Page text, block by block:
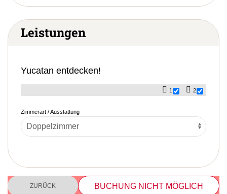
Leistungen
Yucatan entdecken!
1 2
Zimmerart / Ausstattung
ZURÜCK BUCHUNG NICHT MÖGLICH